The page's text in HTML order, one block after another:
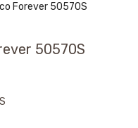
Forever 50570S
50570S